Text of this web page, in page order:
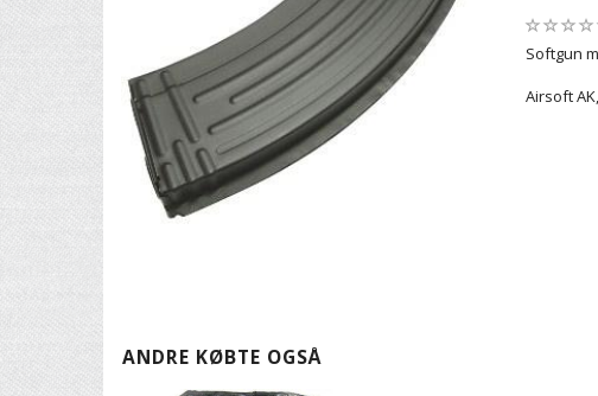
Softgun
Airsoft
ANDRE KØBTE OGSÅ